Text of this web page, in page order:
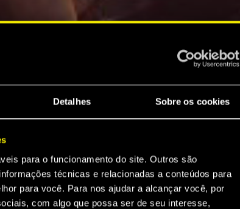
Detalhes Sobre os cookies
para o funcionamento do site. Outros são
técnicas e relacionadas a conteúdos para
para você. Para nos ajudar a alcançar você, por
com algo que possa ser de seu interesse,